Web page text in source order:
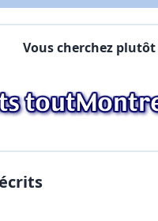
Vous cherchez
inscription (sera inclus